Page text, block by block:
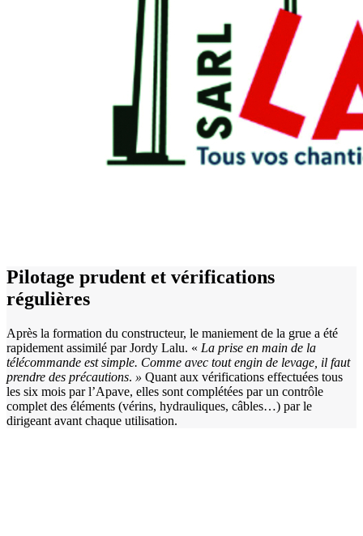
Pilotage prudent et vérifications
régulières
Après la formation du constructeur, le maniement de la grue a été
rapidement assimilé par Jordy Lalu. « La prise en main de la
télécommande est simple. Comme avec tout engin de levage, il faut
prendre des précautions. » Quant aux vérifications effectuées tous
les six mois par l’Apave, elles sont complétées par un contrôle
complet des éléments (vérins, hydrauliques, câbles…) par le
dirigeant avant chaque utilisation.